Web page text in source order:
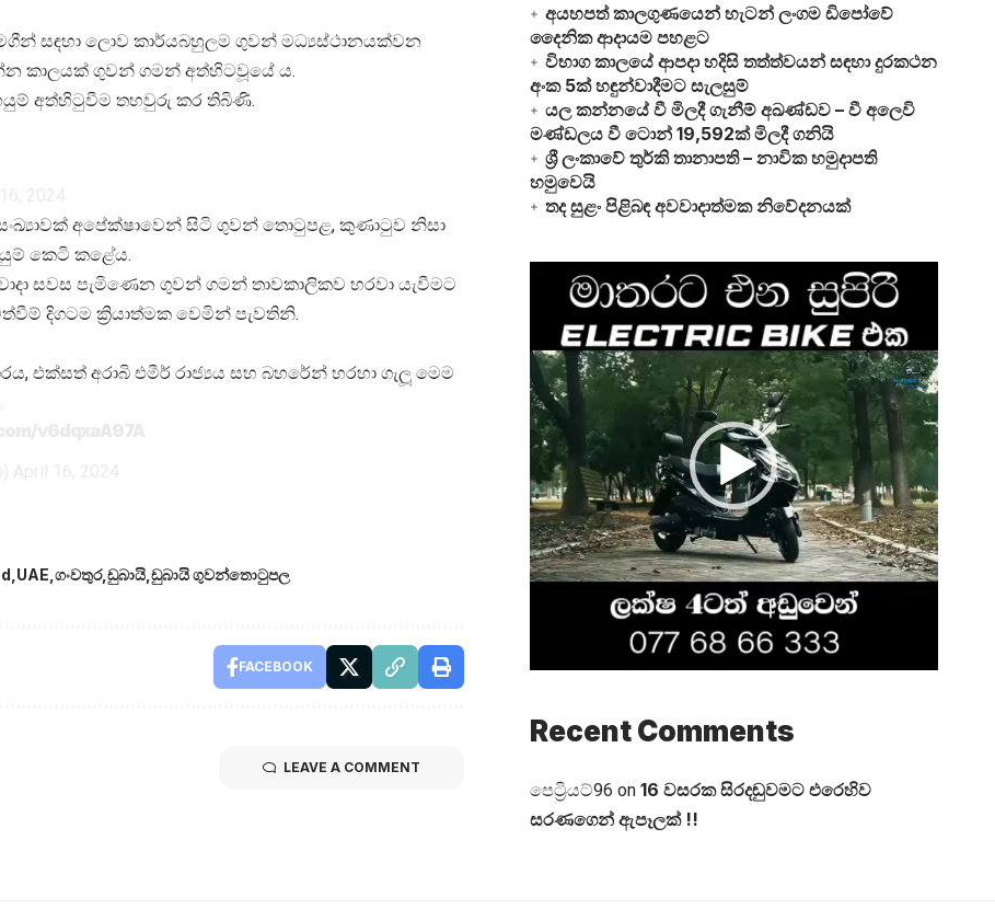
සඳහා ලොව කාර්යබහුලම ගුවන් මධ්‍යස්ථානයක්වන
කාලයක් ගුවන් ගමන් අත්හිටවූයේ ය.
අත්හිටුවීම තහවුරු කර තිබිණි.
අපේක්ෂාවෙන් සිටි ගුවන් තොටුපළ, කුණාටුව නිසා
කෙටි කළේය.
සවස පැමිණෙන ගුවන් ගමන් තාවකාලිකව හරවා යැවීමට
දිගටම ක්‍රියාත්මක වෙමින් පැවතිනි.
එක්සත් අරාබි එමීර් රාජ්‍යය සහ බහරේන් හරහා ගැලූ මෙම
UAE ගංවතුර ඩුබායි ඩුබායි ගුවන්තොටුපල
FACEBOOK
LEAVE A COMMENT
අයහපත් කාලගුණයෙන් හැටන් ලංගම ඩිපෝවේ
දෛනික ආදායම පහළට
විභාග කාලයේ ආපදා හදිසි තත්ත්වයන් සඳහා දුරකථන
අංක 5ක් හඳුන්වාදීමට සැලසුම්
යල කන්නයේ වී මිලදී ගැනීම් අඛණ්ඩව – වී අලෙවි
මණ්ඩලය වී ටොන් 19,592ක් මිලදී ගනියි
ශ්‍රී ලංකාවේ තුර්කි තානාපති – නාවික හමුදාපති
හමුවෙයි
තද සුළං පිළිබඳ අවවාදාත්මක නිවේදනයක්
Video
Player
Recent Comments
පෙට්‍රියට්96 on 16 වසරක සිරදඬුවමට එරෙහිව
සරණගෙන් ඇපෑලක් !!